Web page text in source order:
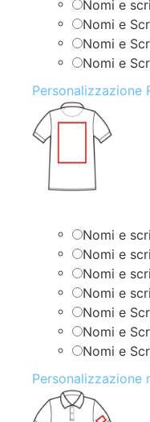
Nomi e
Nomi e
Nomi e
Nomi e
Personalizzazione
Nomi e
Nomi e
Nomi e
Nomi e
Nomi e
Nomi e
Nomi e
Personalizzazione